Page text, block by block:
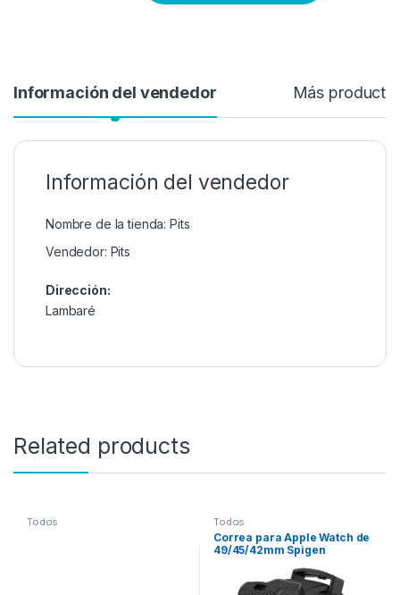
Información del vendedor Más
Información del vendedor
Nombre de la tienda: Pits
Vendedor: Pits
Dirección:
Lambaré
Related products
Todos Todos
Correa para Apple Watch de
49/45/42mm Spigen